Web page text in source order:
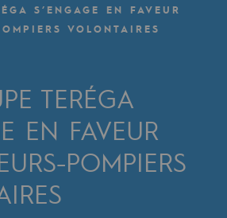
adaptative et ouverte
adaptative et
et Collaboratif
et nos valeurs
certifiée
S’ENGAGE EN FAVEUR
VOLONTAIRES
TERÉGA
EN FAVEUR
POMPIERS